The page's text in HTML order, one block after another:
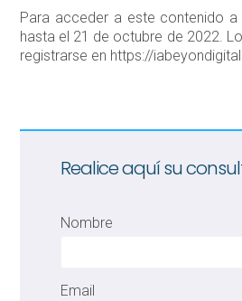
Para acceder a este contenido
hasta el 21 de octubre de 2022.
registrarse en https://
Realice aquí su
Nombre
Email